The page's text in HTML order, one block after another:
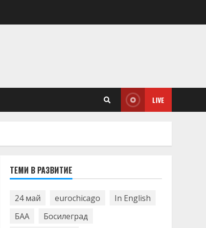
LIVE
ТЕМИ В РАЗВИТИЕ
24 май eurochicago
In English
БАА
Босилеград